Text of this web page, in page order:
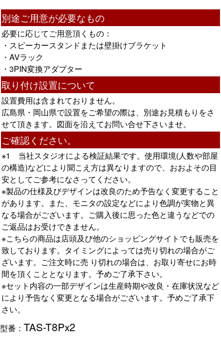
別途ご用意が必要なもの
必要に応じてご用意頂くもの：
・スピーカースタンドまたは壁掛けブラケット
・AVラック
・3PIN変換アダプター
取り付け設置について
設置費用は含まれておりません。
広島県・岡山県で設置をご希望の際は、別途お見積もりをさ
せて頂きます。図面を沿えてお問い合せ下さいませ。
ご確認ください。
※1 当社スタジオによる検証結果です。使用環境(人数や部屋
の構造)などにより聞こえ方は異なりますので、おおよその目
安としてご参考になさってください。
※製品の仕様及びデザインは改良のため予告なく変更すること
があります。また、モニタの設定などにより色調が実物と異
なる場合がございます。ご購入後に思った色と違うなどでの
ご返品はお受けできません。
※こちらの商品は店頭及び他のショッピングサイトでも販売を
致しております。タイミングによっては売り切れの場合がご
ざいます。ご注文時に売 り切れの場合は、お取り寄せにお時
間を頂くこととなります。予めご了承下さい。
※セット内容の一部デザインは生産時期や改良・在庫状況など
により予告なく変更となる場合がございます。予めご了承下
さい。
型番： TAS-T8Px2